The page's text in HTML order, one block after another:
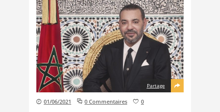
Partage
01/06/2021 0 Commentaires 0